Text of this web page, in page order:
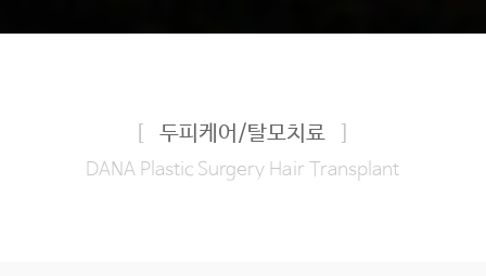
두피케어/탈모치료
DANA Plastic Surgery Hair Transplant